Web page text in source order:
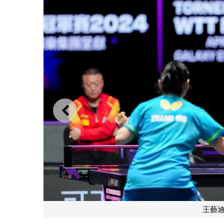
上一則
王藝迪無壓力下勝出